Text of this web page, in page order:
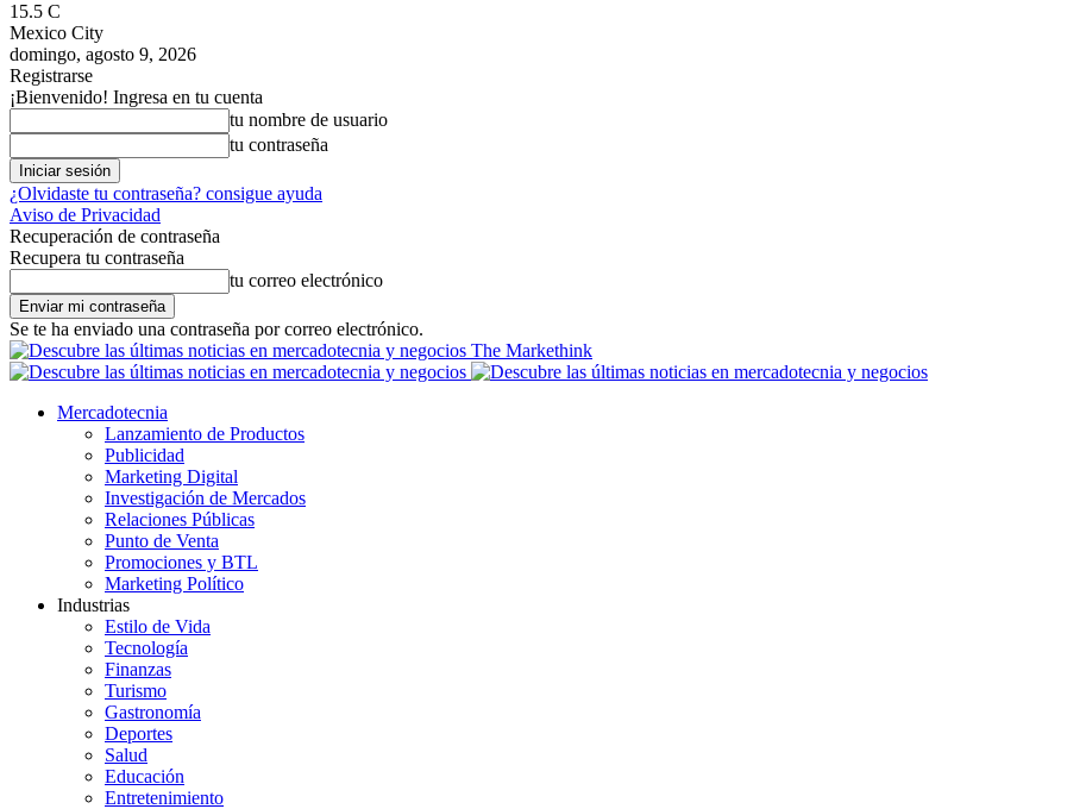
15.5 C
Mexico City
domingo, agosto 9, 2026
Registrarse
¡Bienvenido! Ingresa en tu cuenta
tu nombre de usuario
tu contraseña
¿Olvidaste tu contraseña? consigue ayuda
Aviso de Privacidad
Recuperación de contraseña
Recupera tu contraseña
tu correo electrónico
Se te ha enviado una contraseña por correo electrónico.
The Markethink
Mercadotecnia
Lanzamiento de Productos
Publicidad
Marketing Digital
Investigación de Mercados
Relaciones Públicas
Punto de Venta
Promociones y BTL
Marketing Político
Industrias
Estilo de Vida
Tecnología
Finanzas
Turismo
Gastronomía
Deportes
Salud
Educación
Entretenimiento